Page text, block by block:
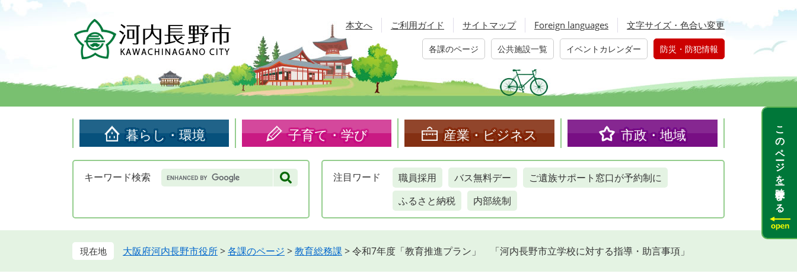
頭
す。
飛
し
本文へ ご利用ガイド サイトマップ Foreign languages 文字サイズ・色合い変更
各課のページ 公共施設一覧 イベントカレンダー 防災・防犯情報
暮らし・環境 子育て・学び 産業・ビジネス 市政・地域
キーワード検索 Google
カ
検
注目 ワード 職員採用 バス無料デー
ご遺族サポート窓口が予約制に
ふるさと納税
内部統制
大阪府河内長野市役所>各課のページ >教育総務課 >令和7年度「教育推進プラン」 「河内長野市立学校に対する指導・助言事項」
このページを一時保存する